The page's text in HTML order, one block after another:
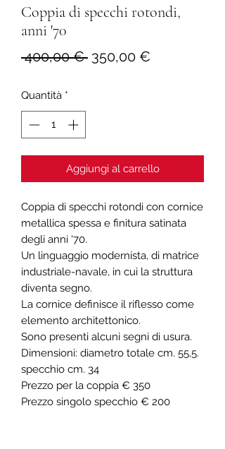
Coppia di specchi rotondi,
anni '70
400,00 € Prezzo
350,00 €
Quantità *
Aggiungi al carrello
Coppia di specchi rotondi con cornice
metallica spessa e finitura satinata
degli anni '70.
Un linguaggio modernista, di matrice
industriale-navale, in cui la struttura
diventa segno.
La cornice definisce il riflesso come
elemento architettonico.
Sono presenti alcuni segni di usura.
Dimensioni: diametro totale cm. 55,5.
specchio cm. 34
Prezzo per la coppia € 350
Prezzo singolo specchio € 200